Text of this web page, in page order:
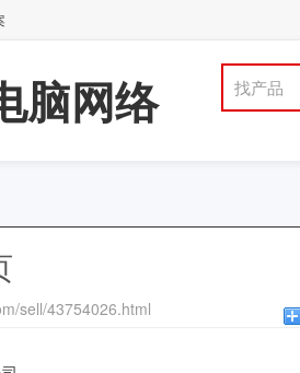
脑网络 找产品
sell/43754026.html